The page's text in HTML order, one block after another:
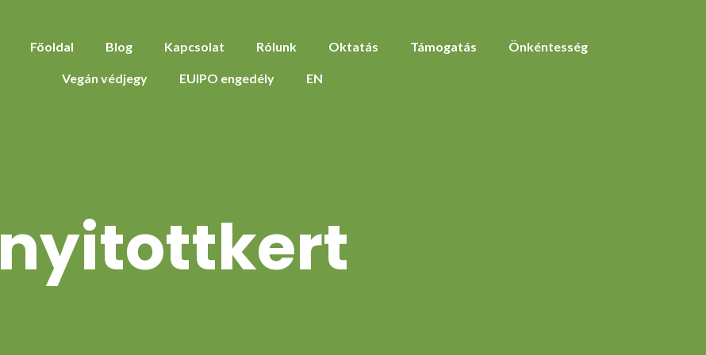
Föoldal Blog Kapcsolat Rólunk Oktatás Támogatás Önkéntesség
Vegán védjegy EUIPO engedély EN
nyitottkert